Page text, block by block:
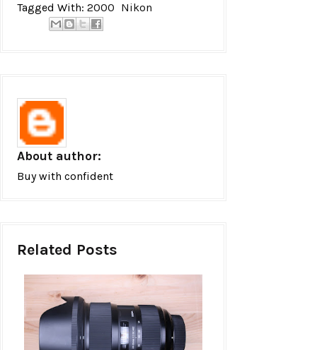
Tagged With: 2000 Nikon
About author:
Buy with confident
Related Posts